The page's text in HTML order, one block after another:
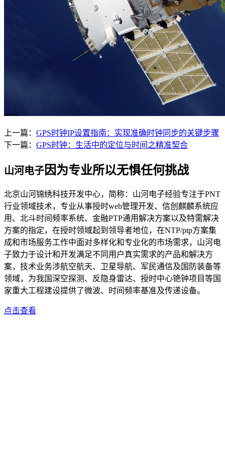
上一篇： GPS时钟IP设置指南：实现准确时钟同步的关键步骤
下一篇： GPS时钟：生活中的定位与时间之精准契合
山河电子因为专业所以无惧任何挑战
北京山河锦绣科技开发中心，简称：山河电子经验专注于PNT
行业领域技术，专业从事授时web管理开发、信创麒麟系统应
用、北斗时间频率系统、金融PTP通用解决方案以及特需解决
方案的指定，在授时领域起到领导者地位，在NTP/ptp方案集
成和市场服务工作中面对多样化和专业化的市场需求，山河电
子致力于设计和开发满足不同用户真实需求的产品和解决方
案，技术业务涉航空航天、卫星导航、军民通信及国防装备等
领域，为我国深空探测、反隐身雷达、授时中心铯钟项目等国
家重大工程建设提供了微波、时间频率基准及传递设备。
点击查看